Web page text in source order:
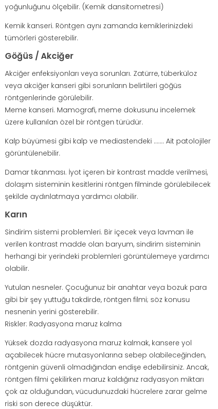
yoğunluğunu ölçebilir. (Kemik dansitometresi)
Kemik kanseri. Röntgen aynı zamanda kemiklerinizdeki
tümörleri gösterebilir.
Göğüs / Akciğer
Akciğer enfeksiyonları veya sorunları. Zatürre, tüberküloz
veya akciğer kanseri gibi sorunların belirtileri göğüs
röntgenlerinde görülebilir.
Meme kanseri. Mamografi, meme dokusunu incelemek
üzere kullanılan özel bir röntgen türüdür.
Kalp büyümesi gibi kalp ve mediastendeki ……. Ait patolojiler
görüntülenebilir.
Damar tıkanması. İyot içeren bir kontrast madde verilmesi,
dolaşım sisteminin kesitlerini röntgen filminde görülebilecek
şekilde aydınlatmaya yardımcı olabilir.
Karın
Sindirim sistemi problemleri. Bir içecek veya lavman ile
verilen kontrast madde olan baryum, sindirim sisteminin
herhangi bir yerindeki problemleri görüntülemeye yardımcı
olabilir.
Yutulan nesneler. Çocuğunuz bir anahtar veya bozuk para
gibi bir şey yuttuğu takdirde, röntgen filmi; söz konusu
nesnenin yerini gösterebilir.
Riskler: Radyasyona maruz kalma
Yüksek dozda radyasyona maruz kalmak, kansere yol
açabilecek hücre mutasyonlarına sebep olabileceğinden,
röntgenin güvenli olmadığından endişe edebilirsiniz. Ancak,
röntgen filmi çekilirken maruz kaldığınız radyasyon miktarı
çok az olduğundan, vücudunuzdaki hücrelere zarar gelme
riski son derece düşüktür.